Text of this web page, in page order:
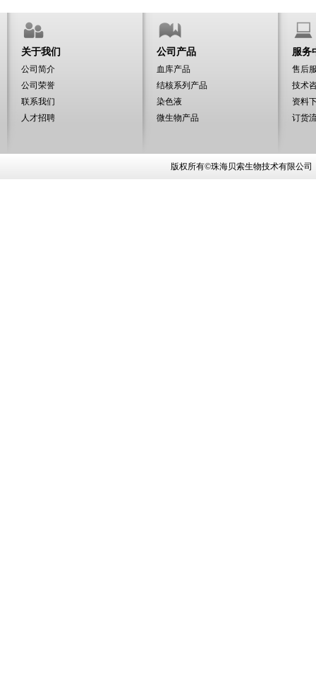
关于我们
公司简介
公司荣誉
联系我们
人才招聘
公司产品
血库产品
结核系列产品
染色液
微生物产品
服务
售后
技术
资料
订货
版权所有©珠海贝索生物技术